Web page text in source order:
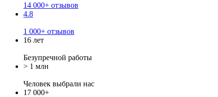
14 000+ отзывов
4.8
1 000+ отзывов
16 лет
Безупречной работы
> 1 млн
Человек выбрали нас
17 000+